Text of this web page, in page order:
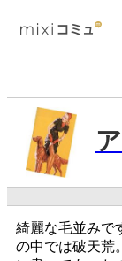
綺麗な毛並みで
の中では破天荒